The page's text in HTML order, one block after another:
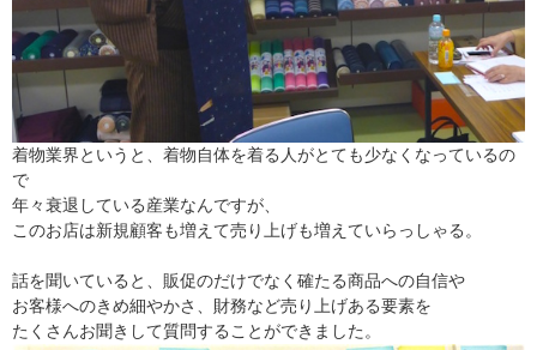
着物業界というと、着物自体を着る人がとても少なくなっているの
で
年々衰退している産業なんですが、
このお店は新規顧客も増えて売り上げも増えていらっしゃる。
話を聞いていると、販促のだけでなく確たる商品への自信や
お客様へのきめ細やかさ、財務など売り上げある要素を
たくさんお聞きして質問することができました。